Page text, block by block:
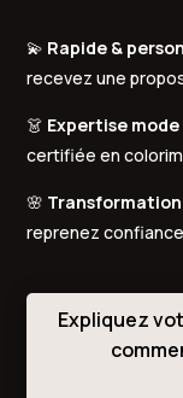
💫 Rapide &
recevez une
👗 Expertise mode
certifiée en
🌸
reprenez
Expliquez